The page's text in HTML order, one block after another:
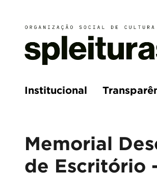
Institucional
Memorial
de Escritório